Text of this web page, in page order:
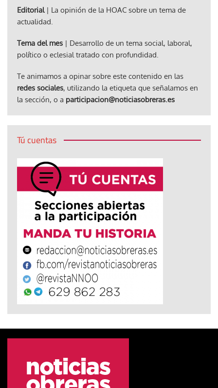
Editorial| La opinión de la HOAC sobre un tema de
actualidad.
Tema del mes | Desarrollo de un tema social, laboral,
político o eclesial tratado con profundidad.
Te animamos a opinar sobre este contenido en las
redes sociales, utilizando la etiqueta que señalamos en
la sección, o a participacion@noticiasobreras.es
Tú cuentas